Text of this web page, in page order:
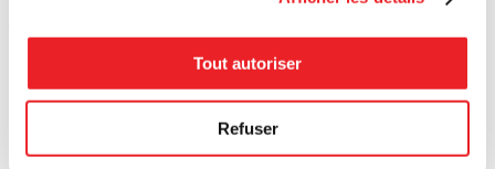
Tout autoriser
Refuser